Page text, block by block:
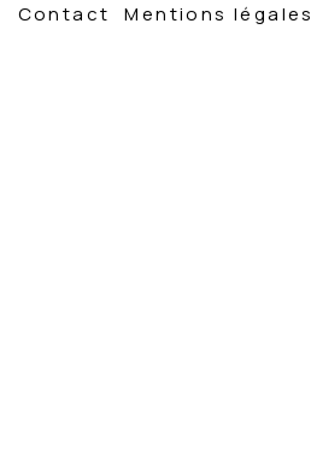
Contact Mentions légales